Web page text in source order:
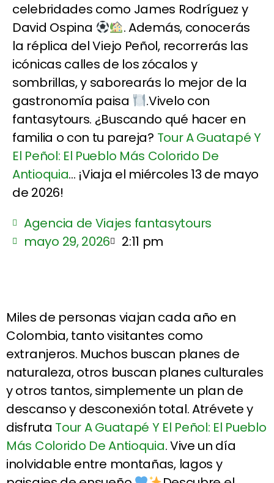
celebridades como James Rodríguez y
David Ospina
. Además, conocerás
la réplica del Viejo Peñol, recorrerás las
icónicas calles de los zócalos y
sombrillas, y saborearás lo mejor de la
gastronomía paisa
.Vivelo con
fantasytours. ¿Buscando qué hacer en
familia o con tu pareja? Tour A Guatapé Y
El Peñol: El Pueblo Más Colorido De
Antioquia... ¡Viaja el miércoles 13 de mayo
de 2026!
Agencia de Viajes fantasytours
mayo 29, 2026
2:11 pm
Miles de personas viajan cada año en
Colombia, tanto visitantes como
extranjeros. Muchos buscan planes de
naturaleza, otros buscan planes culturales
y otros tantos, simplemente un plan de
descanso y desconexión total. Atrévete y
disfruta Tour A Guatapé Y El Peñol: El Pueblo
Más Colorido De Antioquia. Vive un día
inolvidable entre montañas, lagos y